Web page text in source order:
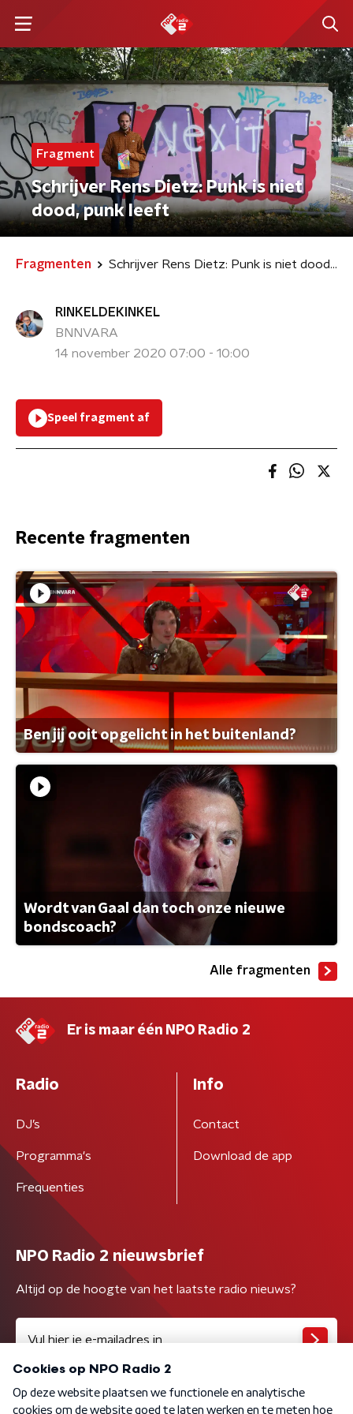
Fragment
Schrijver Rens Dietz: Punk is niet
dood, punk leeft
Fragmenten Schrijver Rens Dietz: Punk is niet dood, punk leeft
RINKELDEKINKEL
BNNVARA
14 november 2020 07:00 - 10:00
Speel fragment af
Recente fragmenten
Ben jij ooit opgelicht in het buitenland?
Wordt van Gaal dan toch onze nieuwe
bondscoach?
Alle fragmenten
Er is maar één NPO Radio 2
Radio
DJ’s
Programma's
Frequenties
Info
Contact
Download de app
NPO Radio 2 nieuwsbrief
Altijd op de hoogte van het laatste radio nieuws?